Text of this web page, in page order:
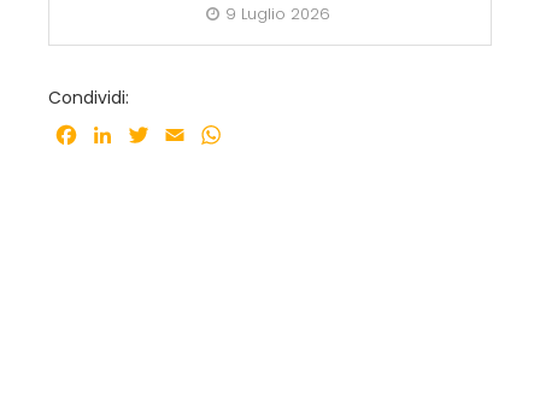
9 Luglio 2026
Condividi:
Facebook
LinkedInTwitter
Email